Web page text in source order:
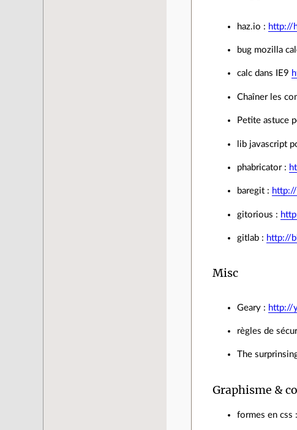
haz.io : http://
bug mozilla
calc dans IE9
Chaîner les
Petite astuce
lib javascript
phabricator :
baregit :
gitorious :
gitlab : http://
Misc
Geary : http://
règles de
The
Graphisme & co
formes en css :